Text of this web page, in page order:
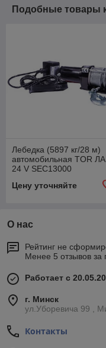
Подобные товары
Лебедка (5897 кг/28 м)
автомобильная TOR ЛА
24 V SEC13000
Цену уточняйте
О нас
Рейтинг не
Менее 5 отзывов за
Работает с
г. Минск
ул.Уборевича 99 ,
Контакты